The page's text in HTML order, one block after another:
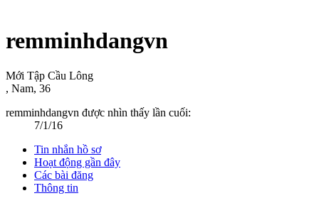
remminhdangvn
Mới Tập Cầu Lông
, Nam, 36
remminhdangvn được nhìn thấy lần cuối:
7/1/16
Tin nhắn hồ sơ
Hoạt động gần đây
Các bài đăng
Thông tin